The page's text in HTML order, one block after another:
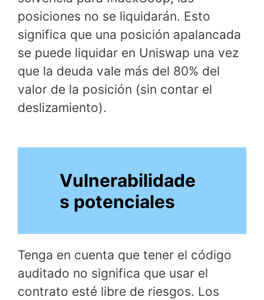
posiciones no se liquidarán. Esto
significa que una posición apalancada
se puede liquidar en Uniswap una vez
que la deuda vale más del 80% del
valor de la posición (sin contar el
deslizamiento).
Vulnerabilidade
s potenciales
Tenga en cuenta que tener el código
auditado no significa que usar el
contrato esté libre de riesgos. Los